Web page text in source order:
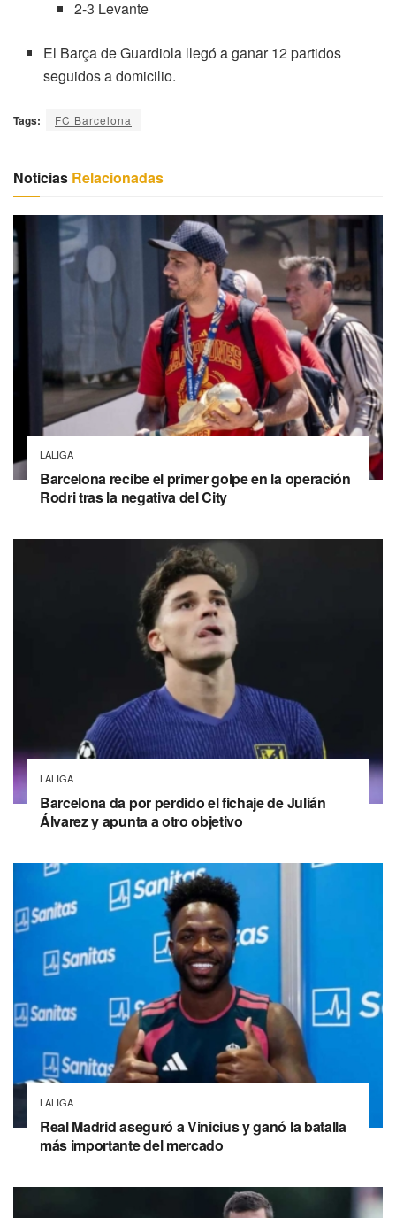
2-3 Levante
El Barça de Guardiola llegó a ganar 12 partidos
seguidos a domicilio.
Tags: FC Barcelona
Noticias Relacionadas
LALIGA
Barcelona recibe el primer golpe en la operación
Rodri tras la negativa del City
LALIGA
Barcelona da por perdido el fichaje de Julián
Álvarez y apunta a otro objetivo
LALIGA
Real Madrid aseguró a Vinicius y ganó la batalla
más importante del mercado